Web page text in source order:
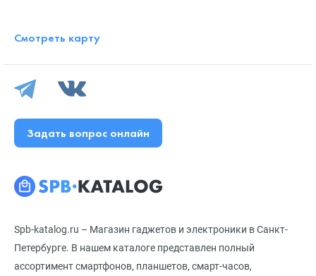
Spb-katalog.ru – Магазин гаджетов и электроники в Санкт-
Петербурге. В нашем каталоге представлен полный
ассортимент смартфонов, планшетов, смарт-часов,
Смотреть карту
Задать вопрос онлайн